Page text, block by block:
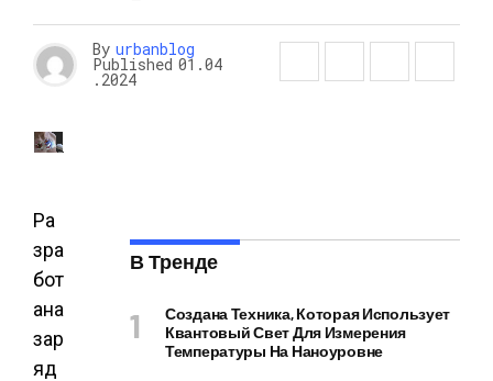
By urbanblog
Published 01.04
.2024
Ра
зра
бот
ана
зар
яд
В Тренде
Создана Техника, Которая Использует
Квантовый Свет Для Измерения
Температуры На Наноуровне